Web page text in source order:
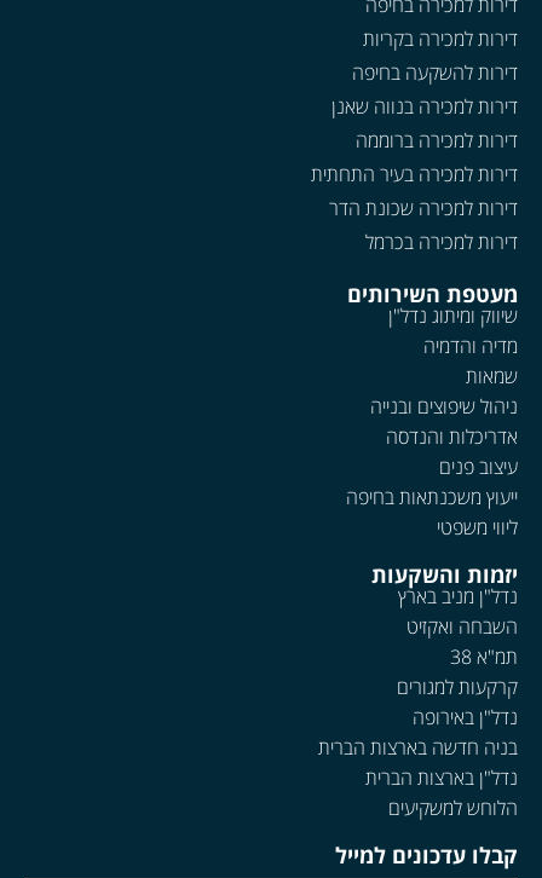
דירות למכירה בקריות
דירות להשקעה בחיפה
דירות למכירה בנווה שאנן
דירות למכירה ברוממה
דירות למכירה בעיר התחתית
דירות למכירה שכונת הדר
דירות למכירה בכרמל
מעטפת השירותים
שיווק ומיתוג נדל"ן
מדיה והדמיה
שמאות
ניהול שיפוצים ובנייה
אדריכלות והנדסה
עיצוב פנים
ייעוץ משכנתאות בחיפה
ליווי משפטי
יזמות והשקעות
נדל"ן מניב בארץ
השבחה ואקזיט
תמ"א 38
קרקעות למגורים
נדל"ן באירופה
בניה חדשה בארצות הברית
נדל"ן בארצות הברית
הלוחש למשקיעים
קבלו עדכונים למייל